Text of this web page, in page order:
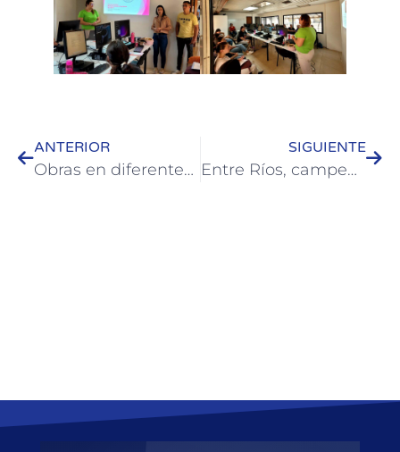
ANTERIOR
Obras en diferentes sectores de la ciudad: trabajos de motoniveladoras y mejoras en la vía pública
SIGUIENTE
Entre Ríos, campeón argentino en los Juegos Nacionales Evita con representantes de Colón